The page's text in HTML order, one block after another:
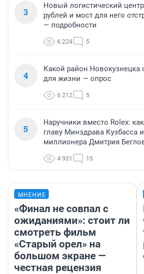
3
Новый логистический
рублей и мост для него
— подробности
6 224 5
4
Какой район
для жизни — опрос
6 212 5
5
Наручники вместо Rolex:
главу Минздрава Кузбасса
миллионера Дмитрия
4 931 15
МНЕНИЕ
«Финал не совпал с
ожиданиями»: стоит ли
смотреть фильм
«Старый орел» на
большом экране —
честная рецензия